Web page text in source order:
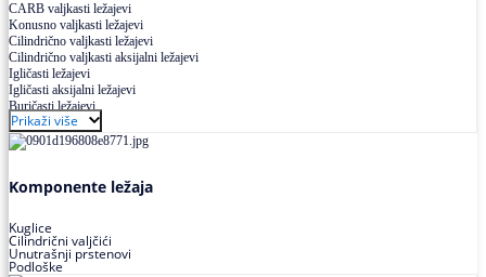
CARB valjkasti ležajevi
Konusno valjkasti ležajevi
Cilindrično valjkasti ležajevi
Cilindrično valjkasti aksijalni ležajevi
Igličasti ležajevi
Igličasti aksijalni ležajevi
Buričasti ležajevi
Buričasti zaptiveni ležajevi
Buričasti aksijalni ležajevi
Prikaži više
Komponente ležaja
Kuglice
Cilindrični valjčići
Unutrašnji prstenovi
Podloške